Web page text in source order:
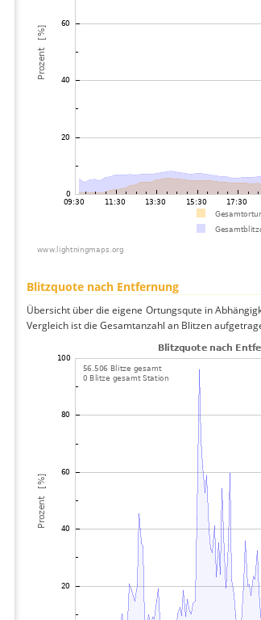
Blitzquote nach Entfernung
Übersicht über die eigene Ortungsqute in
Vergleich ist die Gesamtanzahl an Blitzen